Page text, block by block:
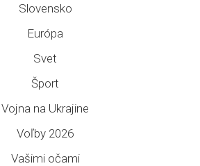
Slovensko
Európa
Svet
Šport
Vojna na Ukrajine
Voľby 2026
Vašimi očami